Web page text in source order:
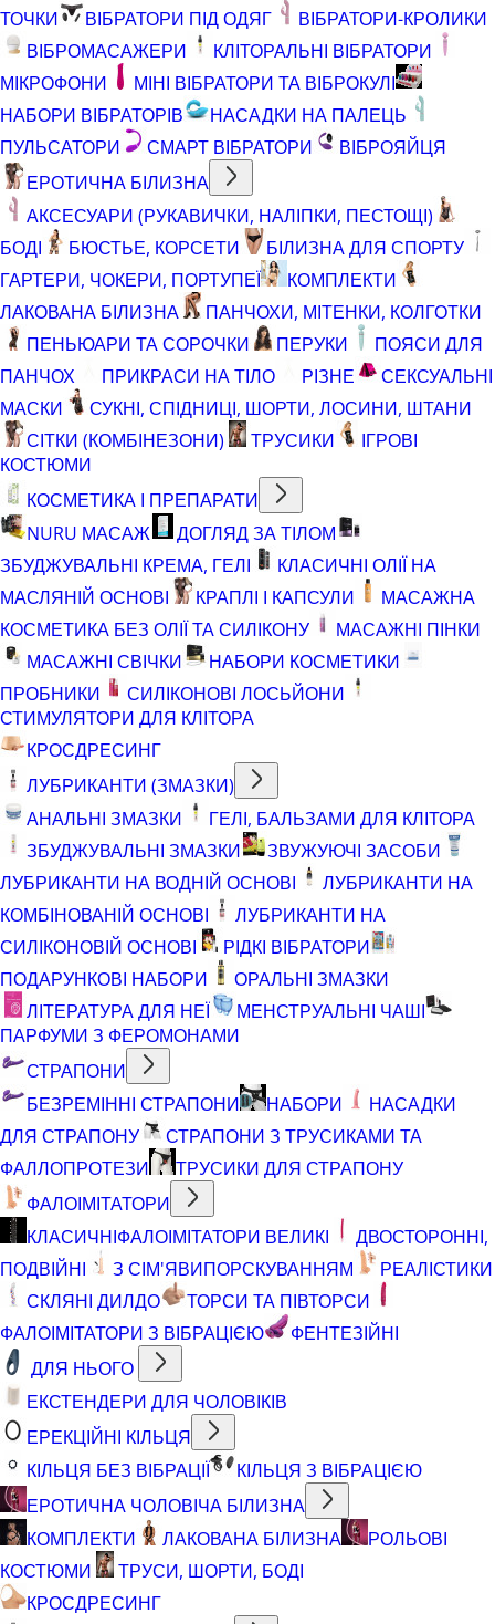
ТОЧКИ ВІБРАТОРИ ПІД ОДЯГ
ВІБРАТОРИ-КРОЛИКИ
ВІБРОМАСАЖЕРИ
КЛІТОРАЛЬНІ ВІБРАТОРИ
МІКРОФОНИ
МІНІ ВІБРАТОРИ ТА ВІБРОКУЛІ
НАБОРИ ВІБРАТОРІВ
НАСАДКИ НА ПАЛЕЦЬ
ПУЛЬСАТОРИ
СМАРТ ВІБРАТОРИ
ВІБРОЯЙЦЯ
ЕРОТИЧНА БІЛИЗНА
АКСЕСУАРИ (РУКАВИЧКИ, НАЛІПКИ, ПЕСТОЩІ)
БОДІ
БЮСТЬЕ, КОРСЕТИ
БІЛИЗНА ДЛЯ СПОРТУ
ГАРТЕРИ, ЧОКЕРИ, ПОРТУПЕЇ
КОМПЛЕКТИ
ЛАКОВАНА БІЛИЗНА
ПАНЧОХИ, МІТЕНКИ, КОЛГОТКИ
ПЕНЬЮАРИ ТА СОРОЧКИ
ПЕРУКИ
ПОЯСИ ДЛЯ
ПАНЧОХ
ПРИКРАСИ НА ТІЛО РІЗНЕ
СЕКСУАЛЬНІ
МАСКИ
СУКНІ, СПІДНИЦІ, ШОРТИ, ЛОСИНИ, ШТАНИ
СІТКИ (КОМБІНЕЗОНИ)
ТРУСИКИ
ІГРОВІ
КОСТЮМИ
КОСМЕТИКА І ПРЕПАРАТИ
NURU МАСАЖ
ДОГЛЯД ЗА ТІЛОМ
ЗБУДЖУВАЛЬНІ КРЕМА, ГЕЛІ
КЛАСИЧНІ ОЛІЇ НА
МАСЛЯНІЙ ОСНОВІ
КРАПЛІ І КАПСУЛИ
МАСАЖНА
КОСМЕТИКА БЕЗ ОЛІЇ ТА СИЛІКОНУ
МАСАЖНІ ПІНКИ
МАСАЖНІ СВІЧКИ
НАБОРИ КОСМЕТИКИ
ПРОБНИКИ
СИЛІКОНОВІ ЛОСЬЙОНИ
СТИМУЛЯТОРИ ДЛЯ КЛІТОРА
КРОСДРЕСИНГ
ЛУБРИКАНТИ (ЗМАЗКИ)
АНАЛЬНІ ЗМАЗКИ
ГЕЛІ, БАЛЬЗАМИ ДЛЯ КЛІТОРА
ЗБУДЖУВАЛЬНІ ЗМАЗКИ
ЗВУЖУЮЧІ ЗАСОБИ
ЛУБРИКАНТИ НА ВОДНІЙ ОСНОВІ
ЛУБРИКАНТИ НА
КОМБІНОВАНІЙ ОСНОВІ
ЛУБРИКАНТИ НА
СИЛІКОНОВІЙ ОСНОВІ
РІДКІ ВІБРАТОРИ
ПОДАРУНКОВІ НАБОРИ
ОРАЛЬНІ ЗМАЗКИ
ЛІТЕРАТУРА ДЛЯ НЕЇ
МЕНСТРУАЛЬНІ ЧАШІ
ПАРФУМИ З ФЕРОМОНАМИ
СТРАПОНИ
БЕЗРЕМІННІ СТРАПОНИ
НАБОРИ
НАСАДКИ
ДЛЯ СТРАПОНУ
СТРАПОНИ З ТРУСИКАМИ ТА
ФАЛЛОПРОТЕЗИ
ТРУСИКИ ДЛЯ СТРАПОНУ
ФАЛОІМІТАТОРИ
КЛАСИЧНІФАЛОІМІТАТОРИ ВЕЛИКІ
ДВОСТОРОННІ,
ПОДВІЙНІ
З СІМ'ЯВИПОРСКУВАННЯМ
РЕАЛІСТИКИ
СКЛЯНІ ДИЛДО
ТОРСИ ТА ПІВТОРСИ
ФАЛОІМІТАТОРИ З ВІБРАЦІЄЮ
ФЕНТЕЗІЙНІ
ДЛЯ НЬОГО
ЕКСТЕНДЕРИ ДЛЯ ЧОЛОВІКІВ
ЕРЕКЦІЙНІ КІЛЬЦЯ
КІЛЬЦЯ БЕЗ ВІБРАЦІЇ
КІЛЬЦЯ З ВІБРАЦІЄЮ
ЕРОТИЧНА ЧОЛОВІЧА БІЛИЗНА
КОМПЛЕКТИ
ЛАКОВАНА БІЛИЗНА
РОЛЬОВІ
КОСТЮМИ
ТРУСИ, ШОРТИ, БОДІ
КРОСДРЕСИНГ